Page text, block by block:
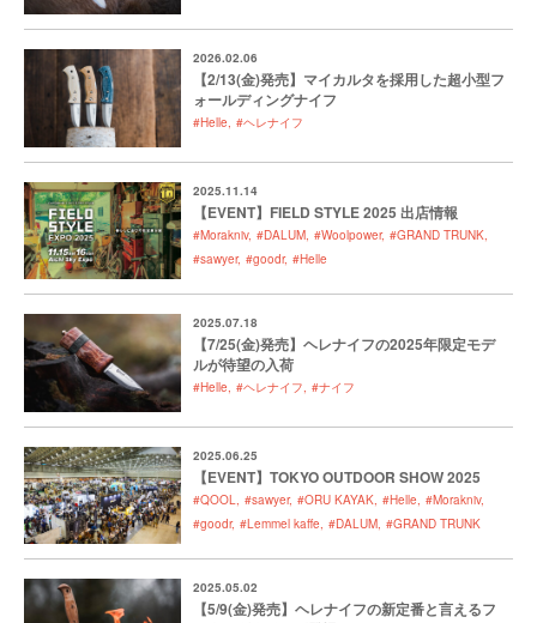
2026.02.06
【2/13(金)発売】マイカルタを採用した超小型フ
ォールディングナイフ
#Helle #ヘレナイフ
2025.11.14
【EVENT】FIELD STYLE 2025 出店情報
#Morakniv #DALUM #Woolpower #GRAND TRUNK
#sawyer #goodr #Helle
2025.07.18
【7/25(金)発売】ヘレナイフの2025年限定モデ
ルが待望の入荷
#Helle #ヘレナイフ #ナイフ
2025.06.25
【EVENT】TOKYO OUTDOOR SHOW 2025
#QOOL #sawyer #ORU KAYAK #Helle #Morakniv
#goodr #Lemmel kaffe #DALUM #GRAND TRUNK
2025.05.02
【5/9(金)発売】ヘレナイフの新定番と言えるフ